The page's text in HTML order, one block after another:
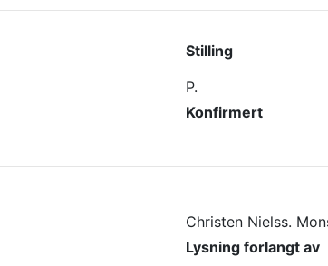
Stilling
P.
Konfirmert
Christen Nielss.
Lysning forlangt av